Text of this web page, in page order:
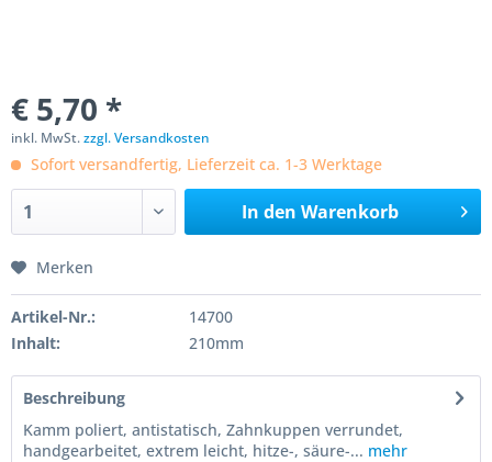
€ 5,70 *
inkl. MwSt.zzgl. Versandkosten
Sofort versandfertig, Lieferzeit ca. 1-3 Werktage
In den Warenkorb
Merken
Artikel-Nr.:
14700
Inhalt:
210mm
Beschreibung
Kamm poliert, antistatisch, Zahnkuppen verrundet,
handgearbeitet, extrem leicht, hitze-, säure-... mehr